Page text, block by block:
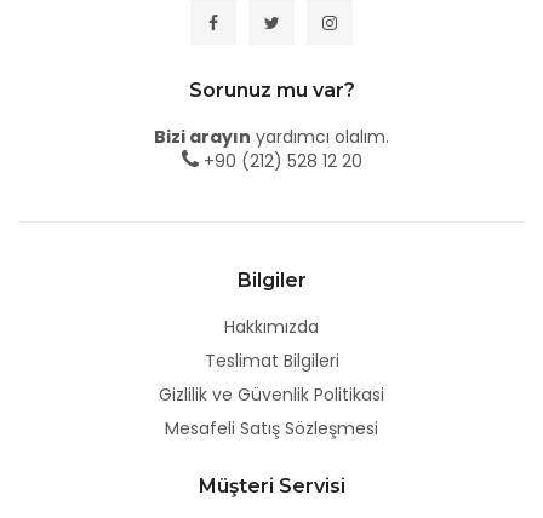
Sorunuz mu var?
Bizi arayın yardımcı olalım.
+90 (212) 528 12 20
Bilgiler
Hakkımızda
Teslimat Bilgileri
Gizlilik ve Güvenlik Politikasi
Mesafeli Satış Sözleşmesi
Müşteri Servisi